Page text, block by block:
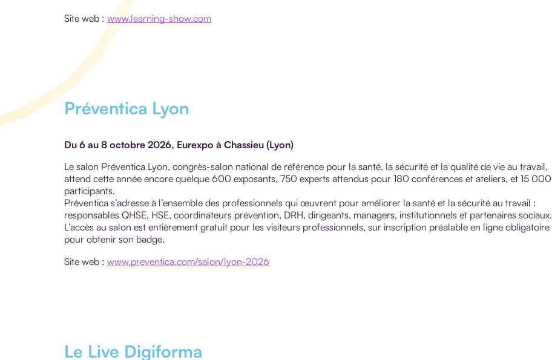
Site web : www.learning-show.com
Préventica Lyon
Du 6 au 8 octobre 2026, Eurexpo à Chassieu (Lyon)
Le salon Préventica Lyon, congrès-salon national de référence pour la santé, la sécurité et la qualité de vie au travail,
attend cette année encore quelque 600 exposants, 750 experts attendus pour 180 conférences et ateliers, et 15 000
participants.
Préventica s’adresse à l’ensemble des professionnels qui œuvrent pour améliorer la santé et la sécurité au travail :
responsables QHSE, HSE, coordinateurs prévention, DRH, dirigeants, managers, institutionnels et partenaires sociaux.
L’accès au salon est entièrement gratuit pour les visiteurs professionnels, sur inscription préalable en ligne obligatoire
pour obtenir son badge.
Site web : www.preventica.com/salon/lyon-2026
Le Live Digiforma